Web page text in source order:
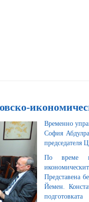
Временно
София
председателя
По време
Представена
Йемен.